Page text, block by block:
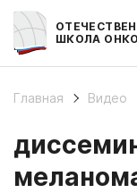
ШКОЛА
Главная Видео